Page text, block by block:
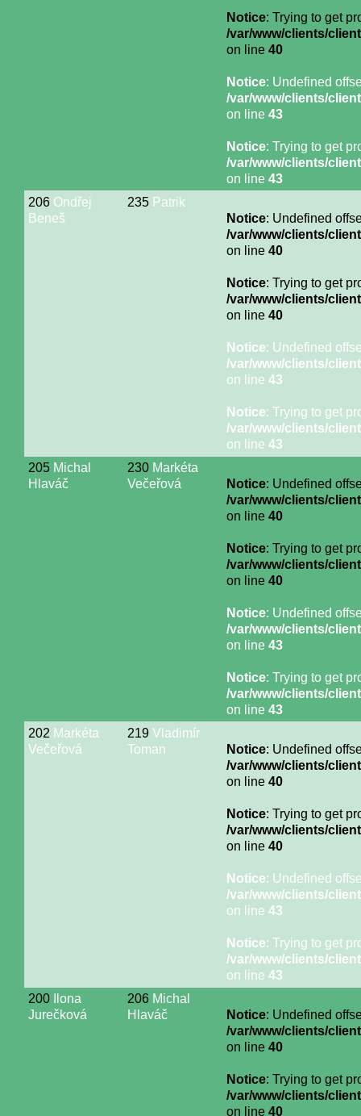
Notice: Trying to get
/var/www/clients/
on line 40
Notice: Undefined
/var/www/clients/
on line 43
Notice: Trying to get
/var/www/clients/
on line 43
206 Ondřej
Beneš
235 Patrik
Notice: Undefined
/var/www/clients/
on line 40
Notice: Trying to get
/var/www/clients/
on line 40
Notice: Undefined
/var/www/clients/
on line 43
Notice: Trying to get
/var/www/clients/
on line 43
205 Michal
Hlaváč
230 Markéta
Večeřová
Notice: Undefined
/var/www/clients/
on line 40
Notice: Trying to get
/var/www/clients/
on line 40
Notice: Undefined
/var/www/clients/
on line 43
Notice: Trying to get
/var/www/clients/
on line 43
202 Markéta
Večeřová
219 Vladimír
Toman
Notice: Undefined
/var/www/clients/
on line 40
Notice: Trying to get
/var/www/clients/
on line 40
Notice: Undefined
/var/www/clients/
on line 43
Notice: Trying to get
/var/www/clients/
on line 43
200
Ilona
Jurečková
206 Michal
Hlaváč
Notice: Undefined
/var/www/clients/
on line 40
Notice: Trying to get
/var/www/clients/
on line 40